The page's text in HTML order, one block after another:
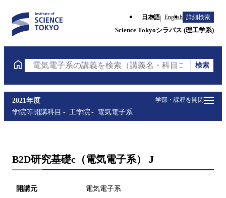
日本語 English 詳細検索
Science Tokyoシラバス (理工学系)
電気電子系の講義を検索（講義名・科目コード・担当
検索
学部・課程を開閉
2021年度
学院等開講科目
工学院 電気電子系
B2D研究基礎c（電気電子系） J
開講元 電気電子系